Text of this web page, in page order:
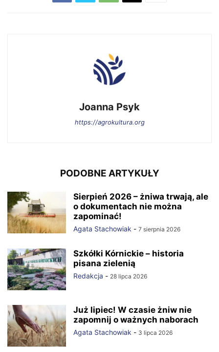
Joanna Psyk
https://agrokultura.org
PODOBNE ARTYKUŁY
Sierpień 2026 – żniwa trwają, ale
o dokumentach nie można
zapominać!
Agata Stachowiak - 7 sierpnia 2026
Szkółki Kórnickie – historia
pisana zielenią
Redakcja - 28 lipca 2026
Już lipiec! W czasie żniw nie
zapomnij o ważnych naborach
Agata Stachowiak - 3 lipca 2026